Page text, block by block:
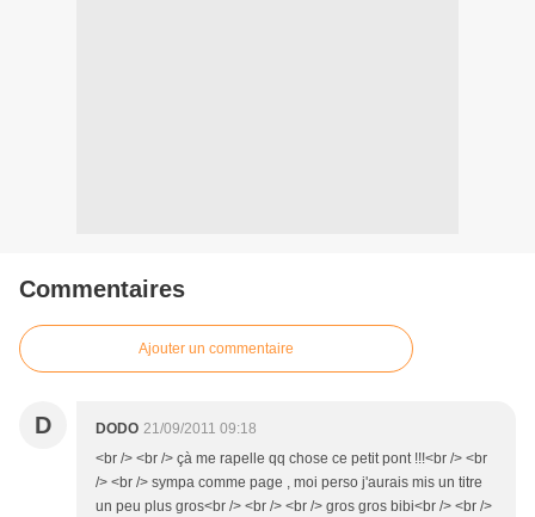
Commentaires
Ajouter un commentaire
D DODO 21/09/2011 09:18
<br /> <br /> çà me rapelle qq chose ce petit pont !!!<br /> <br
/> <br /> sympa comme page , moi perso j'aurais mis un titre
un peu plus gros<br /> <br /> <br /> gros gros bibi<br /> <br />